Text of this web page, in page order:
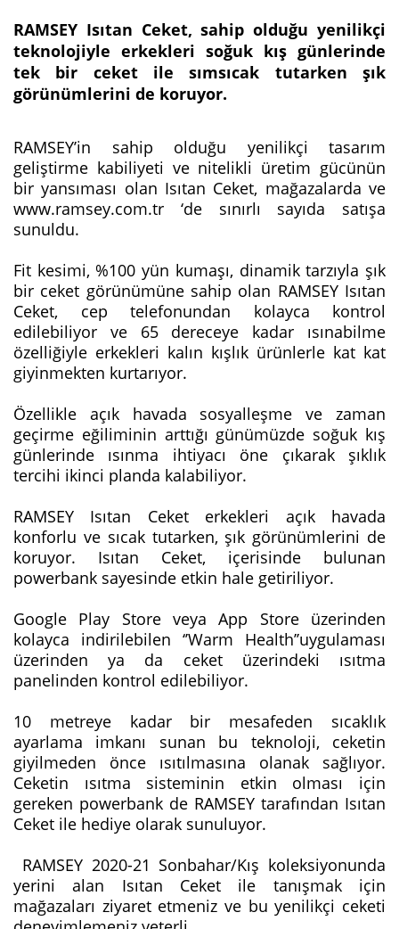
RAMSEY Isıtan Ceket, sahip olduğu yenilikçi
teknolojiyle erkekleri soğuk kış günlerinde
tek bir ceket ile sımsıcak tutarken şık
görünümlerini de koruyor.
RAMSEY’in sahip olduğu yenilikçi tasarım
geliştirme kabiliyeti ve nitelikli üretim gücünün
bir yansıması olan Isıtan Ceket, mağazalarda ve
www.ramsey.com.tr ‘de sınırlı sayıda satışa
sunuldu.
Fit kesimi, %100 yün kumaşı, dinamik tarzıyla şık
bir ceket görünümüne sahip olan RAMSEY Isıtan
Ceket, cep telefonundan kolayca kontrol
edilebiliyor ve 65 dereceye kadar ısınabilme
özelliğiyle erkekleri kalın kışlık ürünlerle kat kat
giyinmekten kurtarıyor.
Özellikle açık havada sosyalleşme ve zaman
geçirme eğiliminin arttığı günümüzde soğuk kış
günlerinde ısınma ihtiyacı öne çıkarak şıklık
tercihi ikinci planda kalabiliyor.
RAMSEY Isıtan Ceket erkekleri açık havada
konforlu ve sıcak tutarken, şık görünümlerini de
koruyor. Isıtan Ceket, içerisinde bulunan
powerbank sayesinde etkin hale getiriliyor.
Google Play Store veya App Store üzerinden
kolayca indirilebilen ‘’Warm Health’’uygulaması
üzerinden ya da ceket üzerindeki ısıtma
panelinden kontrol edilebiliyor.
10 metreye kadar bir mesafeden sıcaklık
ayarlama imkanı sunan bu teknoloji, ceketin
giyilmeden önce ısıtılmasına olanak sağlıyor.
Ceketin ısıtma sisteminin etkin olması için
gereken powerbank de RAMSEY tarafından Isıtan
Ceket ile hediye olarak sunuluyor.
RAMSEY 2020-21 Sonbahar/Kış koleksiyonunda
yerini alan Isıtan Ceket ile tanışmak için
mağazaları ziyaret etmeniz ve bu yenilikçi ceketi